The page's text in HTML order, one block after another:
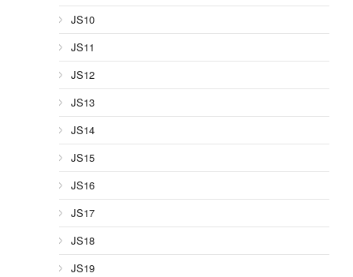
JS10
JS11
JS12
JS13
JS14
JS15
JS16
JS17
JS18
JS19